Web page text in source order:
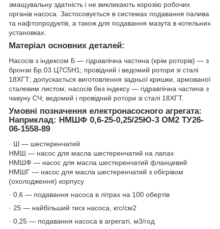
змащувальну здатність і не викликають корозію робочих
органів насоса. Застосовується в системах подавання палива
та нафтопродуктів, а також для подавання мазута в котельних
установках.
Матеріал основних деталей:
Насосів з індексом Б — гідравлічна частина (крім роторів) — з
бронзи Бр.03 Ц7С5Н1; провідний і ведомий ротори зі сталі
18ХГТ; допускається виготовлення задньої кришки, армованої
сталевим листом; насосів без індексу — гідравлічна частина з
чавуну СЧ; ведомий і провідний ротори зі сталі 18ХГТ.
Умовні позначення електронасосного агрегата:
Наприклад: НМШФ 0,6-25-0,25/25Ю-3 ОМ2 ТУ26-
06-1558-89
· Ш — шестеренчатий
НМШ — насос для масла шестеренчатий на лапах
НМШФ — насос для масла шестеренчатий фланцевий
НМШГ — насос для масла шестеренчатий з обігрівом
(охолодження) корпусу
· 0,6 — подавання насоса в літрах на 100 обертів
· 25 — найбільший тиск насоса, кгс/см2
· 0,25 — подавання насоса в агрегаті, м3/год